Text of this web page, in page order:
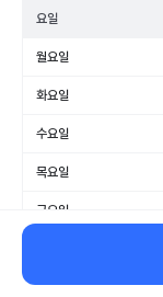
요일
월요일
화요일
수요일
목요일
금요일
일요일